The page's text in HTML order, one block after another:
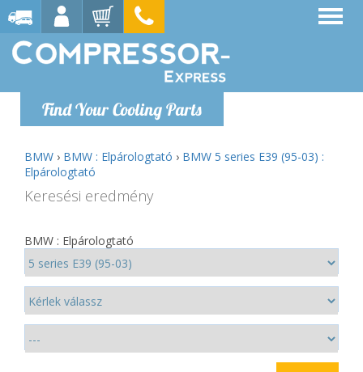
Find Your Cooling Parts
BMW › BMW : Elpárologtató › BMW 5 series E39 (95-03) :
Elpárologtató
Keresési eredmény
BMW : Elpárologtató